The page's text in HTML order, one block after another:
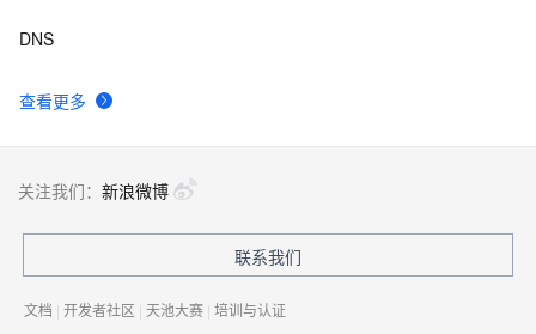
查看更多
DNS
关注我们： 新浪微博
联系我们
文档 | 开发者社区 | 天池大赛 | 培训与认证